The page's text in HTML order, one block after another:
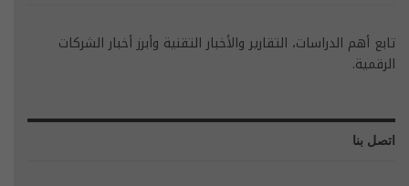
تابع أهم الدراسات، التقارير والأخبار التقنية وأبرز أخبار الشركات
الرقمية.
اتصل بنا